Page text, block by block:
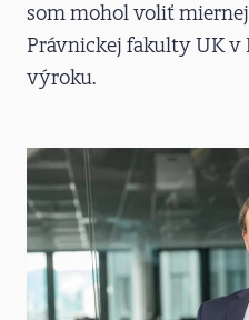
som mohol voliť
Právnickej fakulty UK v
výroku.